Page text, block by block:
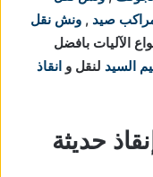
صيد , ونش نقل
الآليات بافضل
السيد لنقل و انقاذ
حديثة